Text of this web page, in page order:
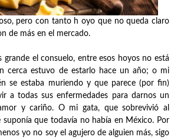
pero con tanto h oyo que no queda claro
de más en el mercado.
grande el consuelo, entre esos hoyos no está
cerca estuvo de estarlo hace un año; o mi
se estaba muriendo y que parece (por fin)
a todas sus enfermedades para darnos un
y cariño. O mi gata, que sobrevivió al
suponía que todavía no había en México. Por
yo no soy el agujero de alguien más, sigo